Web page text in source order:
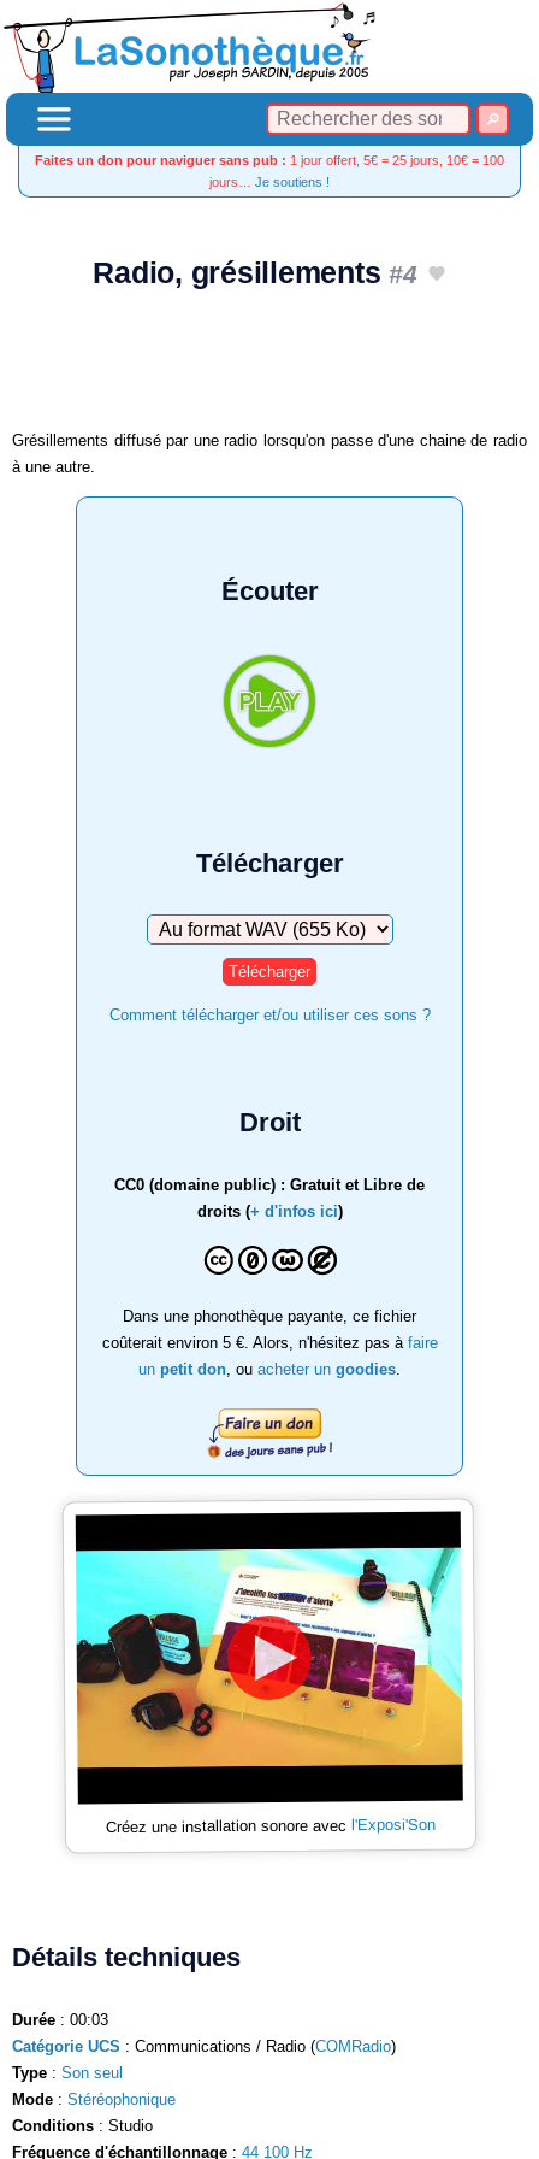
Faites un don pour naviguer sans pub : 1 jour offert, 5€ = 25 jours, 10€ = 100
jours… Je soutiens !
Radio, grésillements#4
Grésillements diffusé par une radio lorsqu'on passe d'une chaine de radio
à une autre.
Écouter
Télécharger
Télécharger
Comment télécharger et/ou utiliser ces sons ?
Droit
CC0 (domaine public) : Gratuit et Libre de
droits (+ d'infos ici)
Dans une phonothèque payante, ce fichier
coûterait environ 5 €. Alors, n'hésitez pas à faire
un petit don , ou acheter un goodies
Créez une installation sonore avecl'Exposi'Son
Détails techniques
Durée : 00:03
Catégorie UCS : Communications / Radio (COMRadio)
Type : Son seul
Mode : Stéréophonique
Conditions : Studio
Fréquence d'échantillonnage : 44 100 Hz